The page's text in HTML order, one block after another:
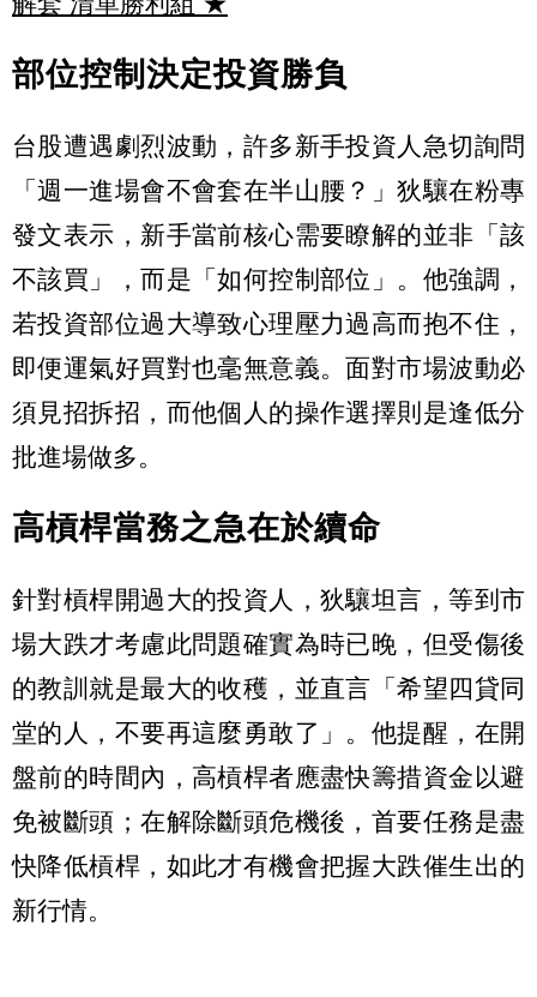
部位控制決定投資勝負
台股遭遇劇烈波動，許多新手投資人急切詢問
「週一進場會不會套在半山腰？」狄驤在粉專
發文表示，新手當前核心需要瞭解的並非「該
不該買」，而是「如何控制部位」。他強調，
若投資部位過大導致心理壓力過高而抱不住，
即便運氣好買對也毫無意義。面對市場波動必
須見招拆招，而他個人的操作選擇則是逢低分
批進場做多。
高槓桿當務之急在於續命
針對槓桿開過大的投資人，狄驤坦言，等到市
場大跌才考慮此問題確實為時已晚，但受傷後
的教訓就是最大的收穫，並直言「希望四貸同
堂的人，不要再這麼勇敢了」。他提醒，在開
盤前的時間內，高槓桿者應盡快籌措資金以避
免被斷頭；在解除斷頭危機後，首要任務是盡
快降低槓桿，如此才有機會把握大跌催生出的
新行情。